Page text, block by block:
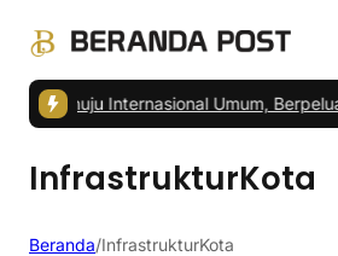
Menuju Internasional Umum, Berpeluang
InfrastrukturKota
Beranda/InfrastrukturKota